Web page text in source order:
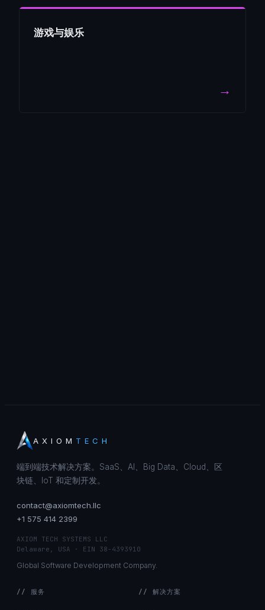
游戏与娱乐
→
AXIOM TECH
端到端技术解决方案。SaaS、AI、Big Data、Cloud、区
块链、IoT 和定制开发。
contact@axiomtech.llc
+1 575 414 2399
AXIOM TECH SYSTEMS LLC
Delaware, USA · EIN 38-4393910
Global Software Development Company.
// 服务 // 解决方案